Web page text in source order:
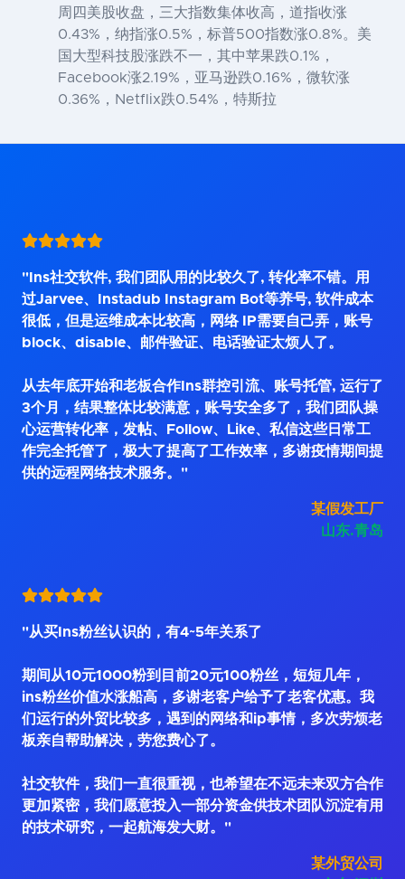
周四美股收盘，三大指数集体收高，道指收涨
0.43%，纳指涨0.5%，标普500指数涨0.8%。美
国大型科技股涨跌不一，其中苹果跌0.1%，
Facebook涨2.19%，亚马逊跌0.16%，微软涨
0.36%，Netflix跌0.54%，特斯拉
"Ins社交软件, 我们团队用的比较久了, 转化率不错。用
过Jarvee、Instadub Instagram Bot等养号, 软件成本
很低，但是运维成本比较高，网络 IP需要自己弄，账号
block、disable、邮件验证、电话验证太烦人了。
从去年底开始和老板合作Ins群控引流、账号托管, 运行了
3个月，结果整体比较满意，账号安全多了，我们团队操
心运营转化率，发帖、Follow、Like、私信这些日常工
作完全托管了，极大了提高了工作效率，多谢疫情期间提
供的远程网络技术服务。"
某假发工厂
山东.青岛
"从买Ins粉丝认识的，有4~5年关系了
期间从10元1000粉到目前20元100粉丝，短短几年，
ins粉丝价值水涨船高，多谢老客户给予了老客优惠。我
们运行的外贸比较多，遇到的网络和ip事情，多次劳烦老
板亲自帮助解决，劳您费心了。
社交软件，我们一直很重视，也希望在不远未来双方合作
更加紧密，我们愿意投入一部分资金供技术团队沉淀有用
的技术研究，一起航海发大财。"
某外贸公司